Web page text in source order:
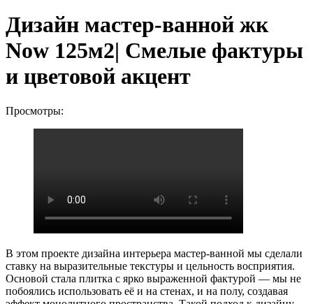
Дизайн мастер-ванной жк
Now 125м2| Смелые фактуры
и цветовой акцент
Просмотры:
В этом проекте дизайна интерьера мастер-ванной мы сделали
ставку на выразительные текстуры и цельность восприятия.
Основой стала плитка с ярко выраженной фактурой — мы не
побоялись использовать её и на стенах, и на полу, создавая